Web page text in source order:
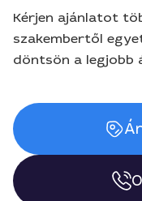
Kérjen ajánlatot
szakembertől
döntsön a legjobb